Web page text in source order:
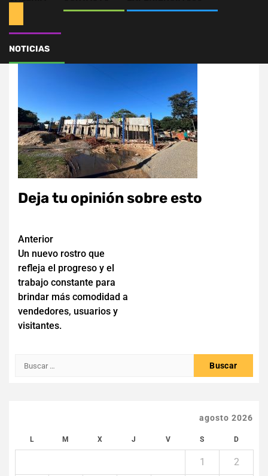
NOTICIAS
Deja tu opinión sobre esto
Navegación
de
entradas
Anterior
Un nuevo rostro que
refleja el progreso y el
trabajo constante para
brindar más comodidad a
vendedores, usuarios y
visitantes.
Buscar:
agosto 2026
L M X J V S D
1 2